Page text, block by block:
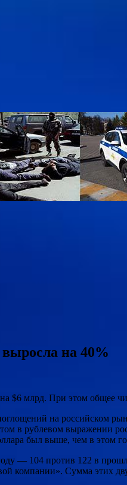
на 40%
$6 млрд. При этом общее
на российском
в рублевом выражении
был выше, чем в этом
— 104 против 122 в
компании». Сумма этих